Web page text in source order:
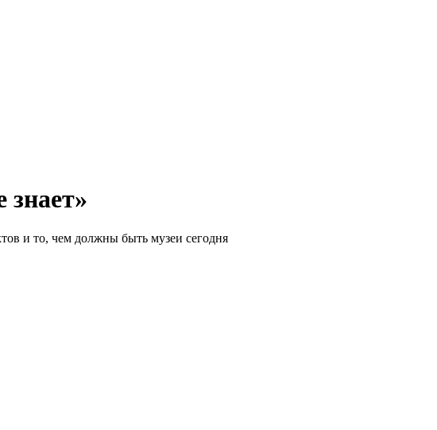
знает»
и то, чем должны быть музеи сегодня